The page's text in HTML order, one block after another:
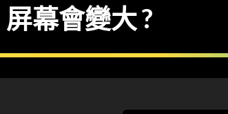
幕會變大 ?